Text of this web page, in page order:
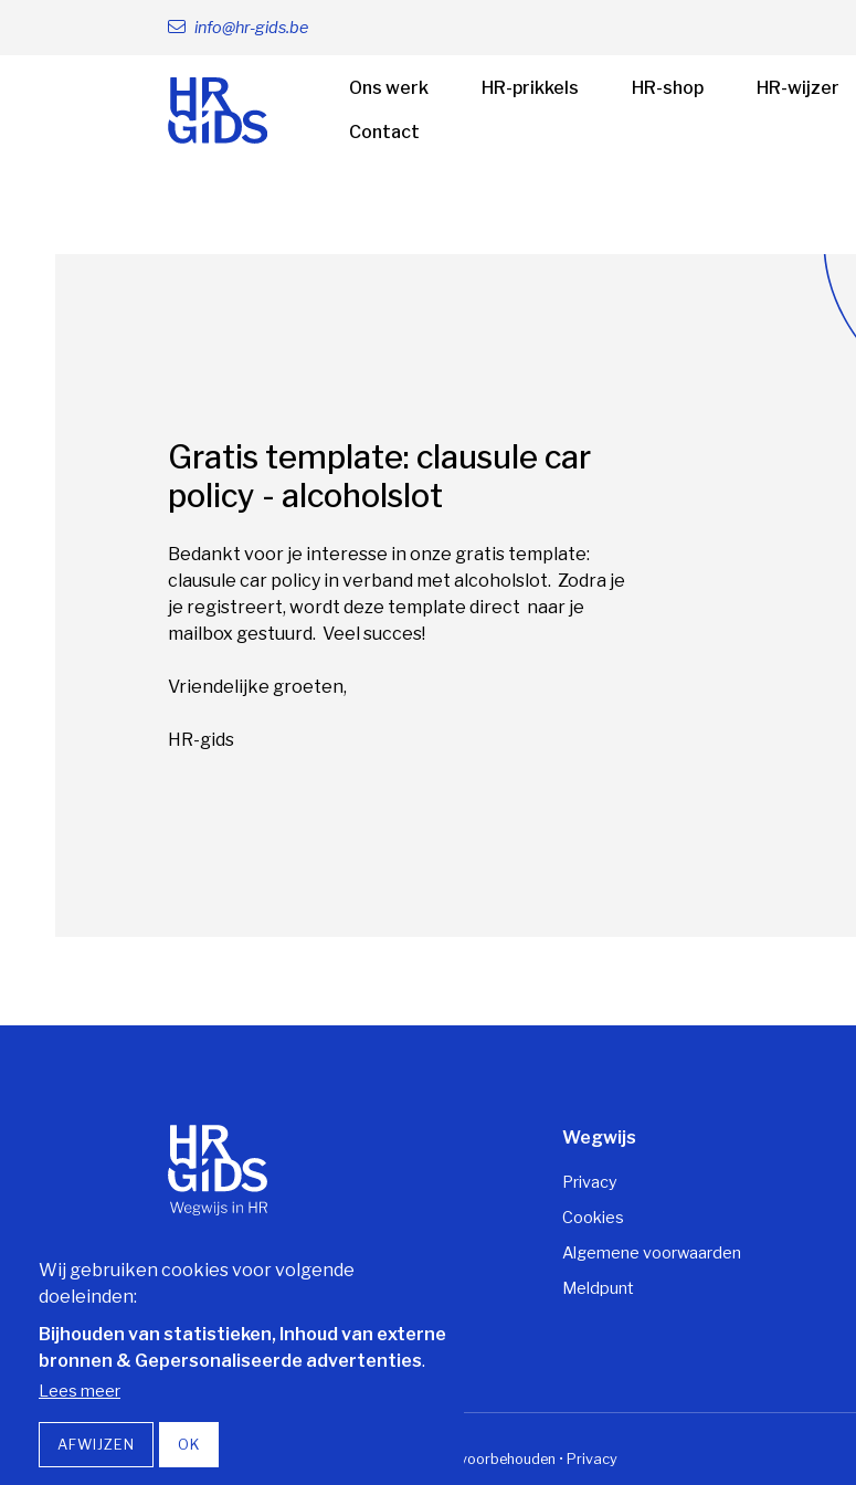
info@hr-gids.be
Ons werk HR-prikkels HR-shop HR-wijzer
Contact
Gratis template: clausule car
policy - alcoholslot
Bedankt voor je interesse in onze gratis template:
clausule car policy in verband met alcoholslot. Zodra je
je registreert, wordt deze template direct naar je
mailbox gestuurd. Veel succes!
Vriendelijke groeten,
HR-gids
Wegwijs
Privacy
Cookies
Algemene voorwaarden
Meldpunt
© Copyright 2026 | HR-gids • Alle rechten voorbehouden • Privacy
Wij gebruiken cookies voor volgende
doeleinden:
Bijhouden van statistieken, Inhoud van externe
bronnen & Gepersonaliseerde advertenties.
Lees meer
AFWIJZEN OK